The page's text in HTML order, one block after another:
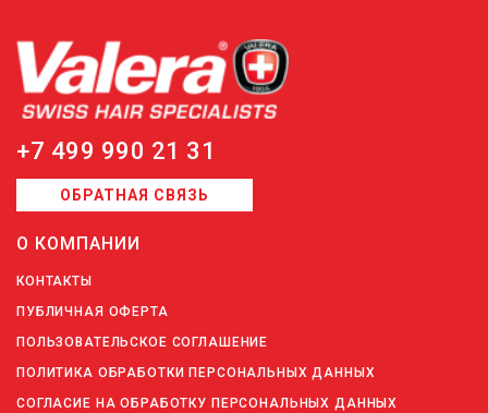
+7 499 990 21 31
ОБРАТНАЯ СВЯЗЬ
О КОМПАНИИ
КОНТАКТЫ
ПУБЛИЧНАЯ ОФЕРТА
ПОЛЬЗОВАТЕЛЬСКОЕ СОГЛАШЕНИЕ
ПОЛИТИКА ОБРАБОТКИ ПЕРСОНАЛЬНЫХ ДАННЫХ
СОГЛАСИЕ НА ОБРАБОТКУ ПЕРСОНАЛЬНЫХ ДАННЫХ